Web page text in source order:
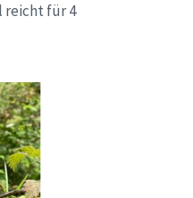
reicht für 4